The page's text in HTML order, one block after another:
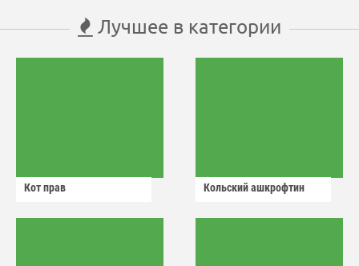
Лучшее в категории
Кот прав Кольский ашкрофтин